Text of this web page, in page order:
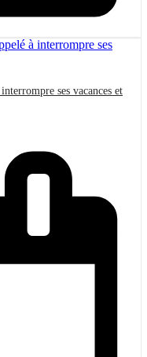
ses vacances et